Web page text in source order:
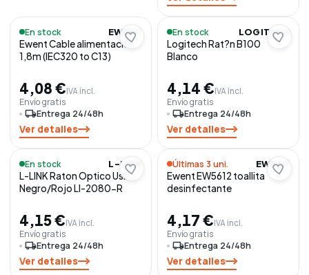
En stock EWENT
Ewent Cable alimentación
1,8m (IEC320 to C13)
4,08 €IVA incl.
Envío gratis
local_shippingEntrega 24/48h
Ver detalles
En stock LOGITECH
Logitech Rat?n B100
Blanco
4,14 €IVA incl.
Envío gratis
local_shippingEntrega 24/48h
Ver detalles
En stock L-LINK
L-LINK Raton Optico Usb
Negro/Rojo Ll-2080-R
4,15 €IVA incl.
Envío gratis
local_shippingEntrega 24/48h
Ver detalles
Últimas 3 uni. EWENT
Ewent EW5612 toallita
desinfectante
4,17 €IVA incl.
Envío gratis
local_shippingEntrega 24/48h
Ver detalles